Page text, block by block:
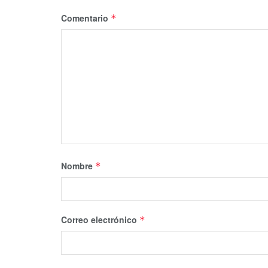
Comentario *
Nombre *
Correo electrónico *